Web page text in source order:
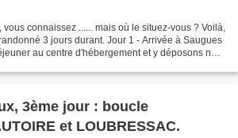
connaissez ...... mais où le situez-vous ? Voilà,
3 jours durant. Jour 1 - Arrivée à Saugues
au centre d'hébergement et y déposons nos
3ème jour : boucle
et LOUBRESSAC.